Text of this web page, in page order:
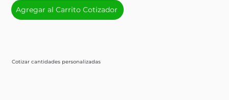
Cotizar cantidades personalizadas
Agregar al Carrito Cotizador